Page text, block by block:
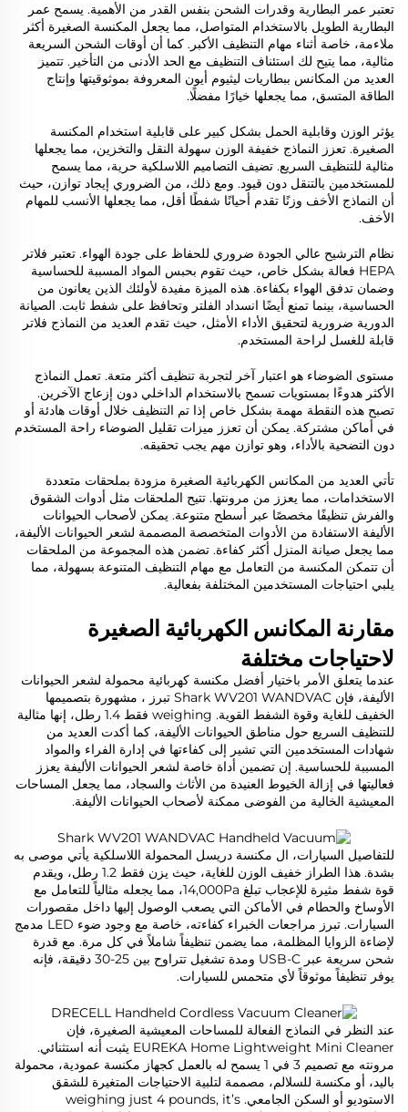
تعتبر عمر البطارية وقدرات الشحن بنفس القدر من الأهمية. يسمح عمر
البطارية الطويل بالاستخدام المتواصل، مما يجعل المكنسة الصغيرة أكثر
ملاءمة، خاصة أثناء مهام التنظيف الأكبر. كما أن أوقات الشحن السريعة
مثالية، مما يتيح لك استئناف التنظيف مع الحد الأدنى من التأخير. تتميز
العديد من المكانس ببطاريات ليثيوم أيون المعروفة بموثوقيتها وإنتاج
الطاقة المتسق، مما يجعلها خيارًا مفضلًا.
يؤثر الوزن وقابلية الحمل بشكل كبير على قابلية استخدام المكنسة
الصغيرة. تعزز النماذج خفيفة الوزن سهولة النقل والتخزين، مما يجعلها
مثالية للتنظيف السريع. تضيف التصاميم اللاسلكية حرية، مما يسمح
للمستخدمين بالتنقل دون قيود. ومع ذلك، من الضروري إيجاد توازن، حيث
أن النماذج الأخف وزنًا تقدم أحيانًا شفطًا أقل، مما يجعلها الأنسب للمهام
الأخف.
نظام الترشيح عالي الجودة ضروري للحفاظ على جودة الهواء. تعتبر فلاتر
HEPA فعالة بشكل خاص، حيث تقوم بحبس المواد المسببة للحساسية
وضمان تدفق الهواء بكفاءة. هذه الميزة مفيدة لأولئك الذين يعانون من
الحساسية، بينما تمنع أيضًا انسداد الفلتر وتحافظ على شفط ثابت. الصيانة
الدورية ضرورية لتحقيق الأداء الأمثل، حيث تقدم العديد من النماذج فلاتر
قابلة للغسل لراحة المستخدم.
مستوى الضوضاء هو اعتبار آخر لتجربة تنظيف أكثر متعة. تعمل النماذج
الأكثر هدوءًا بمستويات تسمح بالاستخدام الداخلي دون إزعاج الآخرين.
تصبح هذه النقطة مهمة بشكل خاص إذا تم التنظيف خلال أوقات هادئة أو
في أماكن مشتركة. يمكن أن تعزز ميزات تقليل الضوضاء راحة المستخدم
دون التضحية بالأداء، وهو توازن مهم يجب تحقيقه.
تأتي العديد من المكانس الكهربائية الصغيرة مزودة بملحقات متعددة
الاستخدامات، مما يعزز من مرونتها. تتيح الملحقات مثل أدوات الشقوق
والفرش تنظيفًا مخصصًا عبر أسطح متنوعة. يمكن لأصحاب الحيوانات
الأليفة الاستفادة من الأدوات المتخصصة المصممة لشعر الحيوانات الأليفة،
مما يجعل صيانة المنزل أكثر كفاءة. تضمن هذه المجموعة من الملحقات
أن تتمكن المكنسة من التعامل مع مهام التنظيف المتنوعة بسهولة، مما
يلبي احتياجات المستخدمين المختلفة بفعالية.
مقارنة المكانس الكهربائية الصغيرة
لاحتياجات مختلفة
عندما يتعلق الأمر باختيار أفضل مكنسة كهربائية محمولة لشعر الحيوانات
الأليفة، فإن Shark WV201 WANDVAC تبرز ، مشهورة بتصميمها
الخفيف للغاية وقوة الشفط القوية. weighing فقط 1.4 رطل، إنها مثالية
للتنظيف السريع حول مناطق الحيوانات الأليفة، كما أكدت العديد من
شهادات المستخدمين التي تشير إلى كفاءتها في إدارة الفراء والمواد
المسببة للحساسية. إن تضمين أداة خاصة لشعر الحيوانات الأليفة يعزز
فعاليتها في إزالة الخيوط العنيدة من الأثاث والسجاد، مما يجعل المساحات
المعيشية الخالية من الفوضى ممكنة لأصحاب الحيوانات الأليفة.
للتفاصيل السيارات، ال مكنسة دريسل المحمولة اللاسلكية يأتي موصى به
بشدة. هذا الطراز خفيف الوزن للغاية، حيث يزن فقط 1.2 رطل، ويقدم
قوة شفط مثيرة للإعجاب تبلغ 14,000Pa، مما يجعله مثالياً للتعامل مع
الأوساخ والحطام في الأماكن التي يصعب الوصول إليها داخل مقصورات
السيارات. تبرز مراجعات الخبراء كفاءته، خاصة مع وجود ضوء LED مدمج
لإضاءة الزوايا المظلمة، مما يضمن تنظيفاً شاملاً في كل مرة. مع قدرة
شحن سريعة عبر USB-C ومدة تشغيل تتراوح بين 25-30 دقيقة، فإنه
يوفر تنظيفاً موثوقاً لأي متحمس للسيارات.
عند النظر في النماذج الفعالة للمساحات المعيشية الصغيرة، فإن
EUREKA Home Lightweight Mini Cleaner يثبت أنه استثنائي.
مرونته مع تصميم 3 في 1 يسمح له بالعمل كجهاز مكنسة عمودية، محمولة
باليد، أو مكنسة للسلالم، مصممة لتلبية الاحتياجات المتغيرة للشقق
الاستوديو أو السكن الجامعي. weighing just 4 pounds, it’s